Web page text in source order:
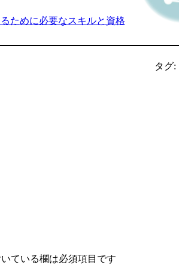
ために必要なスキルと資格
タグ:
ている欄は必須項目です